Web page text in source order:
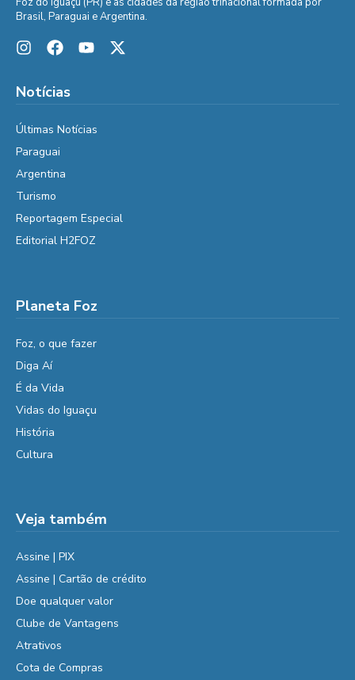
Brasil, Paraguai e Argentina.
Notícias
Últimas Notícias
Paraguai
Argentina
Turismo
Reportagem Especial
Editorial H2FOZ
Planeta Foz
Foz, o que fazer
Diga Aí
É da Vida
Vidas do Iguaçu
História
Cultura
Veja também
Assine | PIX
Assine | Cartão de crédito
Doe qualquer valor
Clube de Vantagens
Atrativos
Cota de Compras